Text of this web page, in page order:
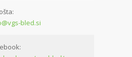
bled.si